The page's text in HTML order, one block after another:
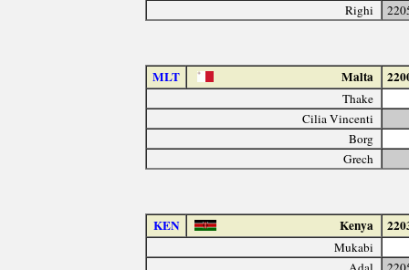
Righi
MLT Malta
Thake
Cilia Vincenti
Borg
Grech
KEN Kenya
Mukabi